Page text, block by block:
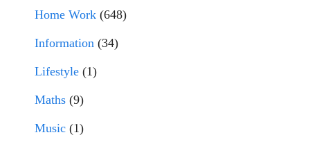
Home Work (648)
Information (34)
Lifestyle (1)
Maths (9)
Music (1)